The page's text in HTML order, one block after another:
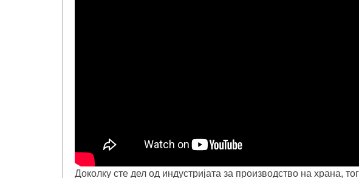
Доколку сте дел од индустријата за производство на храна,